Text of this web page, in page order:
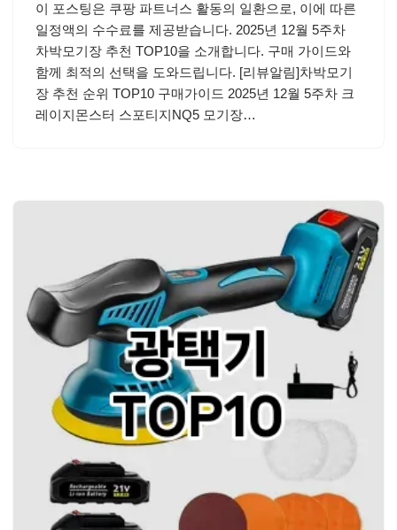
이 포스팅은 쿠팡 파트너스 활동의 일환으로, 이에 따른
일정액의 수수료를 제공받습니다. 2025년 12월 5주차
차박모기장 추천 TOP10을 소개합니다. 구매 가이드와
함께 최적의 선택을 도와드립니다. [리뷰알림]차박모기
장 추천 순위 TOP10 구매가이드 2025년 12월 5주차 크
레이지몬스터 스포티지NQ5 모기장…